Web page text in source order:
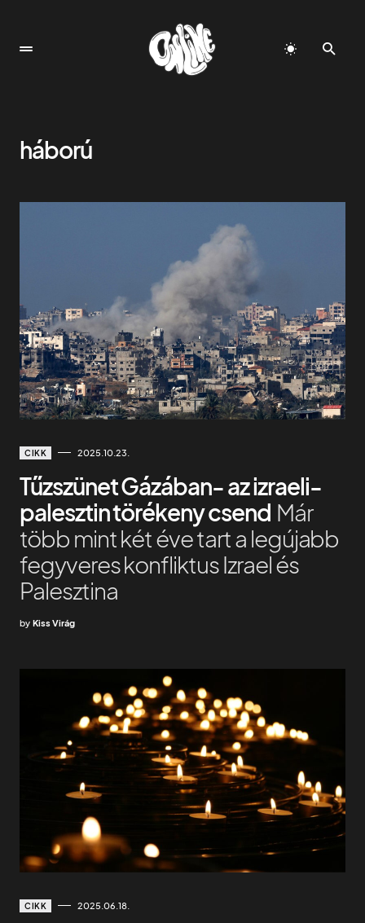
háború
CIKK 2025.10.23.
Tűzszünet Gázában- az izraeli-
palesztin törékeny csend Már
több mint két éve tart a legújabb
fegyveres konfliktus Izrael és
Palesztina
by Kiss Virág
CIKK 2025.06.18.